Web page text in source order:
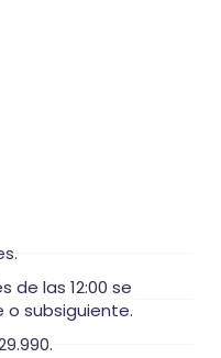
de las 12:00 se
o subsiguiente.